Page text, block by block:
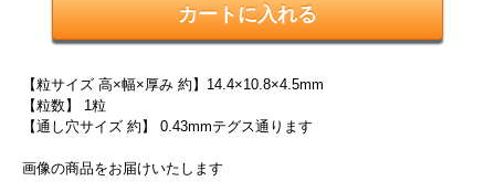
【粒サイズ 高×幅×厚み 約】14.4×10.8×4.5mm
【粒数】 1粒
【通し穴サイズ 約】 0.43mmテグス通ります
画像の商品をお届けいたします